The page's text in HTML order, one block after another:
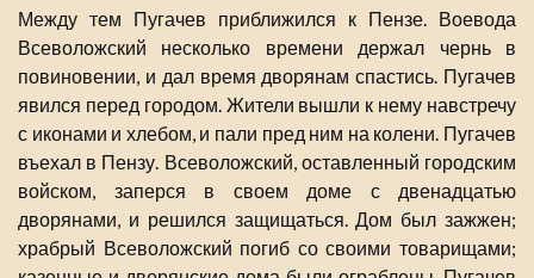
Между тем Пугачев приближился к Пензе. Воевода
Всеволожский несколько времени держал чернь в
повиновении, и дал время дворянам спастись. Пугачев
явился перед городом. Жители вышли к нему навстречу
с иконами и хлебом, и пали пред ним на колени. Пугачев
въехал в Пензу. Всеволожский, оставленный городским
войском, заперся в своем доме с двенадцатью
дворянами, и решился защищаться. Дом был зажжен;
храбрый Всеволожский погиб со своими товарищами;